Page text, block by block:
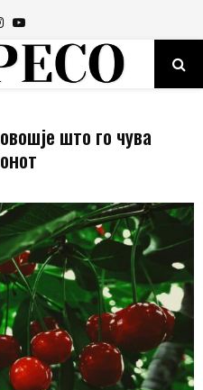
Instagram
Youtube
што го чува